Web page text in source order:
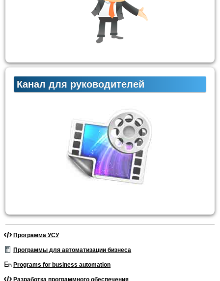
Канал для руководителей
Программа УСУ
Программы для автоматизации бизнеса
Programs for business automation
Разработка программного обеспечения